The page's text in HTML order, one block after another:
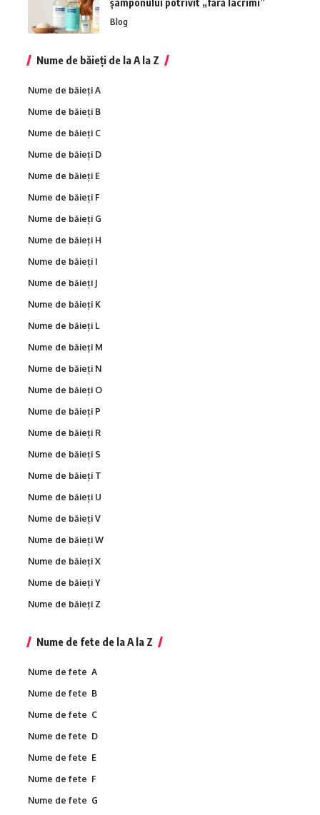
Blog
Nume de băieți de la A la Z
Nume de băieți A
Nume de băieți B
Nume de băieți C
Nume de băieți D
Nume de băieți E
Nume de băieți F
Nume de băieți G
Nume de băieți H
Nume de băieți I
Nume de băieți J
Nume de băieți K
Nume de băieți L
Nume de băieți M
Nume de băieți N
Nume de băieți O
Nume de băieți P
Nume de băieți R
Nume de băieți S
Nume de băieți T
Nume de băieți U
Nume de băieți V
Nume de băieți W
Nume de băieți X
Nume de băieți Y
Nume de băieți Z
Nume de fete de la A la Z
Nume de fete A
Nume de fete B
Nume de fete C
Nume de fete D
Nume de fete E
Nume de fete F
Nume de fete G